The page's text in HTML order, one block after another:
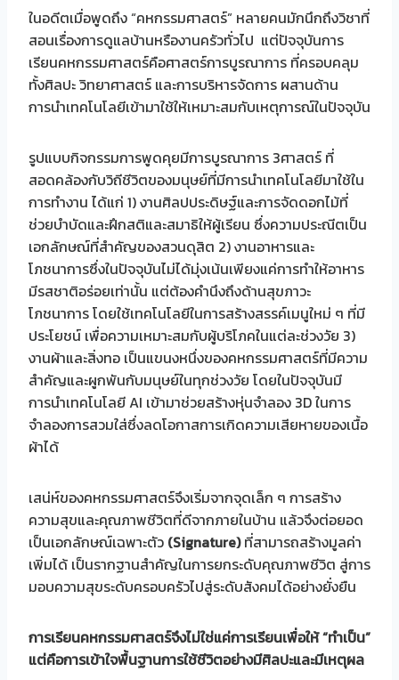
ในอดีตเมื่อพูดถึง “คหกรรมศาสตร์” หลายคนมักนึกถึงวิชาที่
สอนเรื่องการดูแลบ้านหรืองานครัวทั่วไป แต่ปัจจุบันการ
เรียนคหกรรมศาสตร์คือศาสตร์การบูรณาการ ที่ครอบคลุม
ทั้งศิลปะ วิทยาศาสตร์ และการบริหารจัดการ ผสานด้าน
การนำเทคโนโลยีเข้ามาใช้ให้เหมาะสมกับเหตุการณ์ในปัจจุบัน
รูปแบบกิจกรรมการพูดคุยมีการบูรณาการ 3ศาสตร์ ที่
สอดคล้องกับวิถีชีวิตของมนุษย์ที่มีการนำเทคโนโลยีมาใช้ใน
การทำงาน ได้แก่ 1) งานศิลปประดิษฐ์และการจัดดอกไม้ที่
ช่วยบำบัดและฝึกสติและสมาธิให้ผู้เรียน ซึ่งความประณีตเป็น
เอกลักษณ์ที่สำคัญของสวนดุสิต 2) งานอาหารและ
โภชนาการซึ่งในปัจจุบันไม่ได้มุ่งเน้นเพียงแค่การทำให้อาหาร
มีรสชาติอร่อยเท่านั้น แต่ต้องคำนึงถึงด้านสุขภาวะ
โภชนาการ โดยใช้เทคโนโลยีในการสร้างสรรค์เมนูใหม่ ๆ ที่มี
ประโยชน์ เพื่อความเหมาะสมกับผู้บริโภคในแต่ละช่วงวัย 3)
งานผ้าและสิ่งทอ เป็นแขนงหนึ่งของคหกรรมศาสตร์ที่มีความ
สำคัญและผูกพันกับมนุษย์ในทุกช่วงวัย โดยในปัจจุบันมี
การนำเทคโนโลยี AI เข้ามาช่วยสร้างหุ่นจำลอง 3D ในการ
จำลองการสวมใส่ซึ่งลดโอกาสการเกิดความเสียหายของเนื้อ
ผ้าได้
เสน่ห์ของคหกรรมศาสตร์จึงเริ่มจากจุดเล็ก ๆ การสร้าง
ความสุขและคุณภาพชีวิตที่ดีจากภายในบ้าน แล้วจึงต่อยอด
เป็นเอกลักษณ์เฉพาะตัว (Signature)ที่สามารถสร้างมูลค่า
เพิ่มได้ เป็นรากฐานสำคัญในการยกระดับคุณภาพชีวิต สู่การ
มอบความสุขระดับครอบครัวไปสู่ระดับสังคมได้อย่างยั่งยืน
การเรียนคหกรรมศาสตร์จึงไม่ใช่แค่การเรียนเพื่อให้ “ทำเป็น”
แต่คือการเข้าใจพื้นฐานการใช้ชีวิตอย่างมีศิลปะและมีเหตุผล